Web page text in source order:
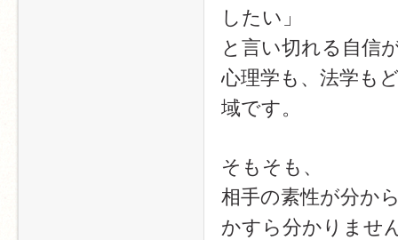
したい」
と言い切れる自信
心理学も、法学も
域です。
そもそも、
相手の素性が分か
かすら分かりませ